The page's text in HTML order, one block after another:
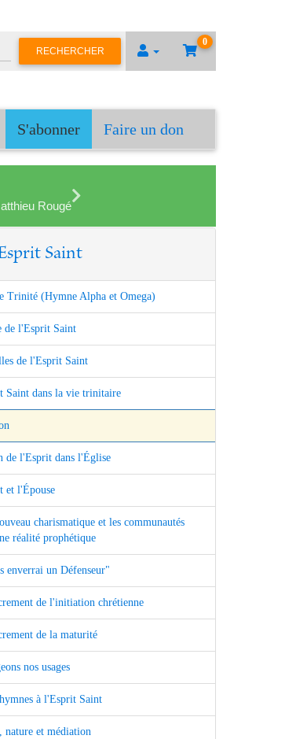
0
RECHERCHER
S'abonner Faire un don
Rougé
Saint
Trinité (Hymne Alpha et Omega)
de l'Esprit Saint
de l'Esprit Saint
Saint dans la vie trinitaire
de l'Esprit dans l'Église
et l'Épouse
charismatique et les communautés
réalité prophétique
enverrai un Défenseur"
de l'initiation chrétienne
de la maturité
nos usages
à l'Esprit Saint
nature et médiation